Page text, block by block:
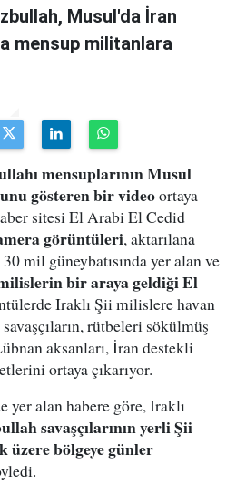
Musul'da İran
mensup militanlara
mensuplarının Musul
gösteren bir videoortaya
sitesi El Arabi El Cedid
görüntüleri, aktarılana
mil güneybatısında yer alan ve
bir araya geldiği El
Iraklı Şii milislere havan
rütbeleri sökülmüş
aksanları, İran destekli
ortaya çıkarıyor.
yer alan habere göre, Iraklı
savaşçılarının yerli Şii
üzere bölgeye günler